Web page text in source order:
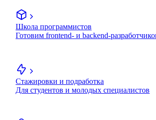
Школа программистов
Готовим frontend- и backend-
Стажировки и подработка
Для студентов и молодых специалистов